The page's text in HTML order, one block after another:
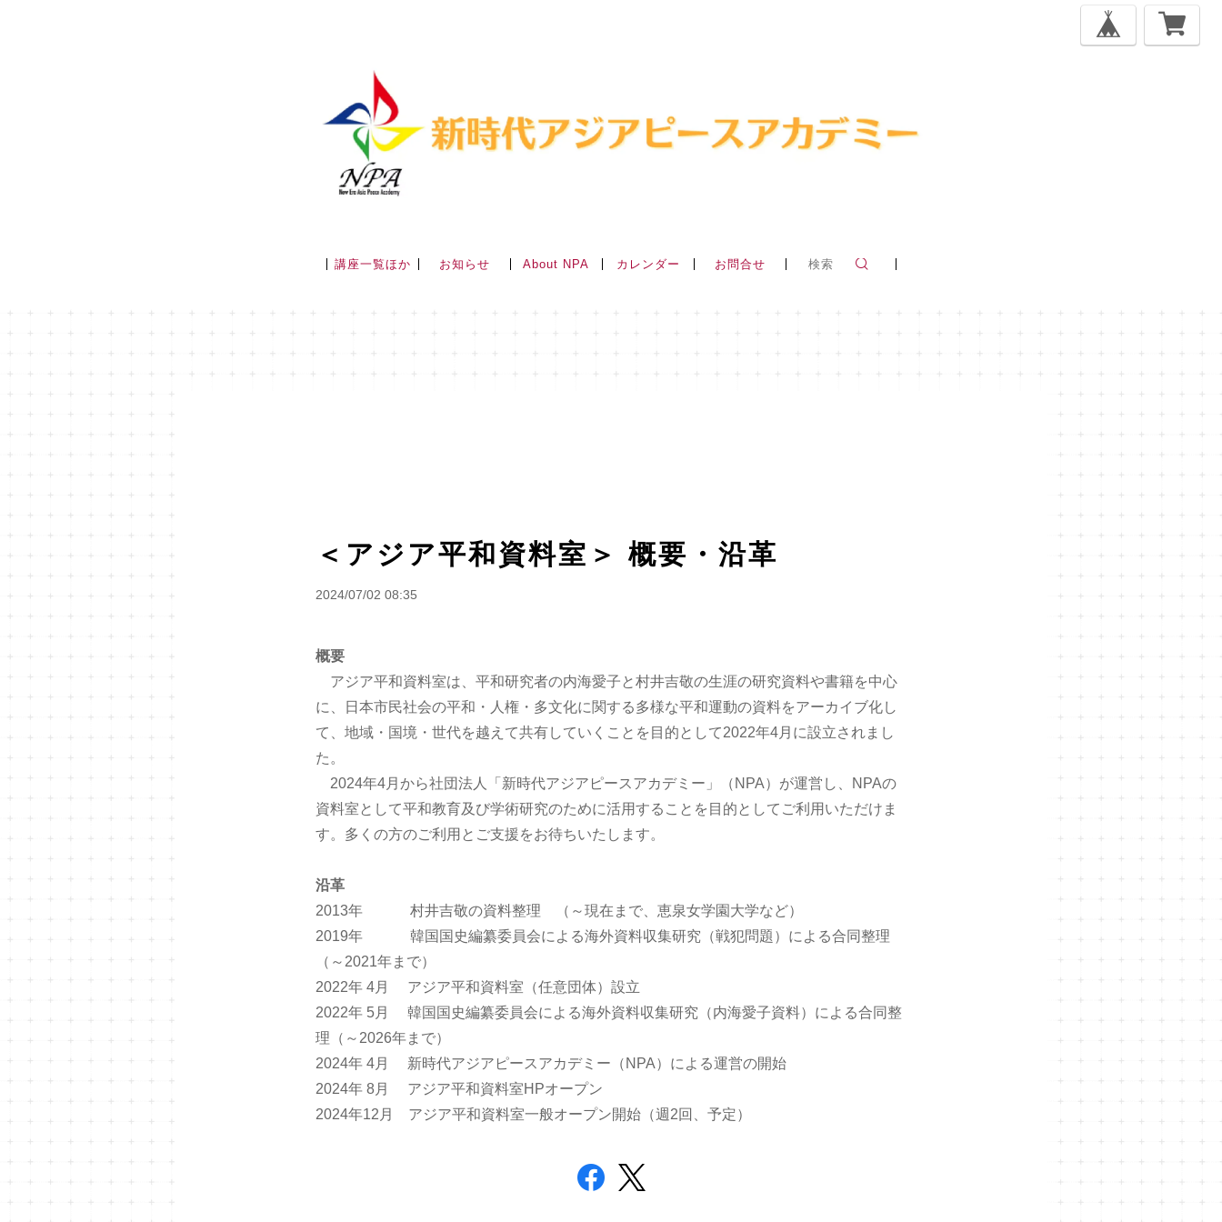
講座一覧ほか お知らせ About NPA カレンダー お問合せ
＜アジア平和資料室＞ 概要・沿革
2024/07/02 08:35
概要
アジア平和資料室は、平和研究者の内海愛子と村井吉敬の生涯の研究資料や書籍を中心
に、日本市民社会の平和・人権・多文化に関する多様な平和運動の資料をアーカイブ化し
て、地域・国境・世代を越えて共有していくことを目的として2022年4月に設立されまし
た。
2024年4月から社団法人「新時代アジアピースアカデミー」（NPA）が運営し、NPAの
資料室として平和教育及び学術研究のために活用することを目的としてご利用いただけま
す。多くの方のご利用とご支援をお待ちいたします。
沿革
2013年 村井吉敬の資料整理 （～現在まで、恵泉女学園大学など）
2019年 韓国国史編纂委員会による海外資料収集研究（戦犯問題）による合同整理
（～2021年まで）
2022年 4月 アジア平和資料室（任意団体）設立
2022年 5月 韓国国史編纂委員会による海外資料収集研究（内海愛子資料）による合同整
理（～2026年まで）
2024年 4月 新時代アジアピースアカデミー（NPA）による運営の開始
2024年 8月 アジア平和資料室HPオープン
2024年12月 アジア平和資料室一般オープン開始（週2回、予定）